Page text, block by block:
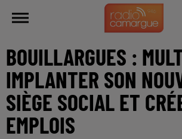
BOUILLARGUES :
IMPLANTER SON
SIÈGE SOCIAL ET
EMPLOIS